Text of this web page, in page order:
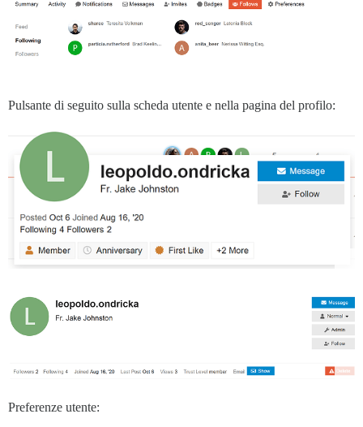
Pulsante di seguito sulla scheda utente e nella pagina del profilo:
Preferenze utente: